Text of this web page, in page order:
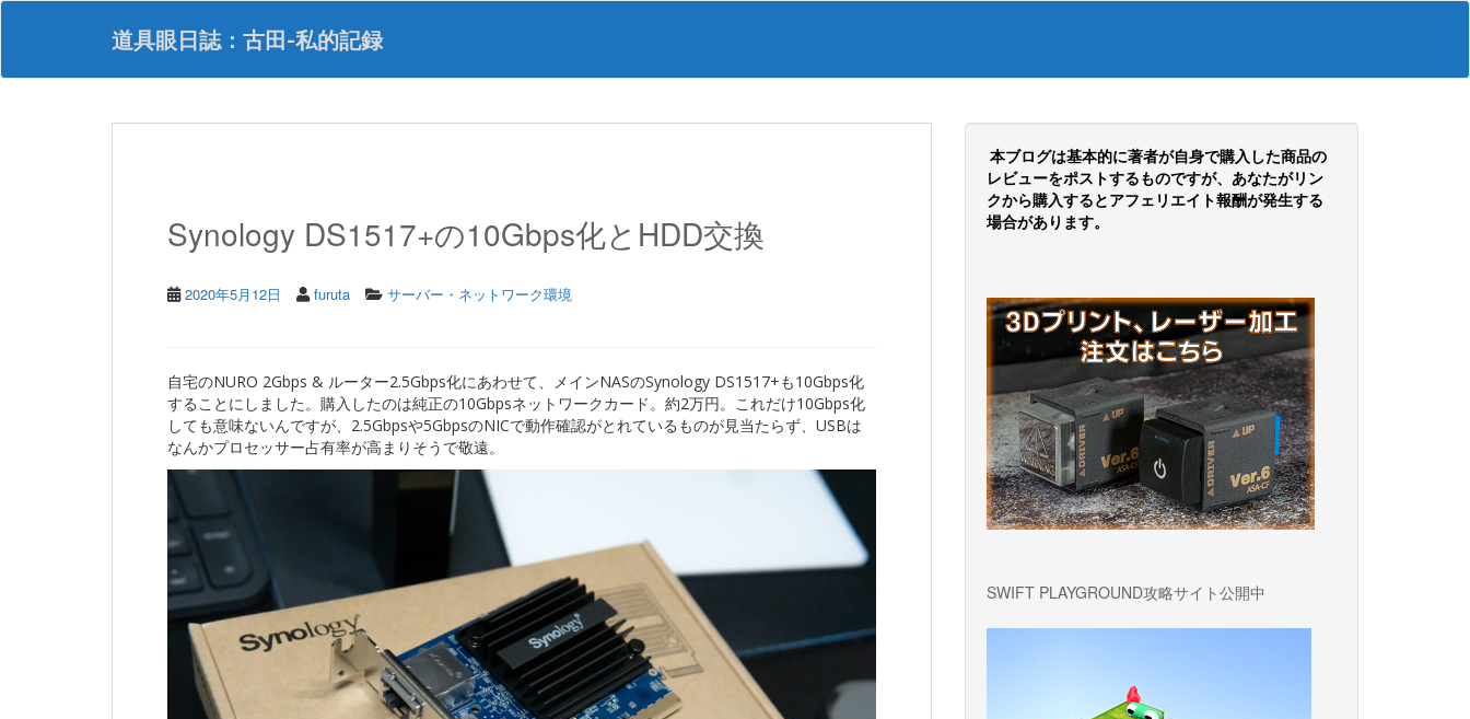
S
p
道具眼日誌：古田-私的記録
Synology DS1517+の10Gbps化とHDD交換
2020年5月12日 furuta サーバー・ネットワーク環境
自宅のNURO 2Gbps & ルーター2.5Gbps化にあわせて、メインNASのSynology DS1517+も10Gbps化
することにしました。購入したのは純正の10Gbpsネットワークカード。約2万円。これだけ10Gbps化
しても意味ないんですが、2.5Gbpsや5GbpsのNICで動作確認がとれているものが見当たらず、USBは
なんかプロセッサー占有率が高まりそうで敬遠。
本ブログは基本的に著者が自身で購入した商品の
レビューをポストするものですが、あなたがリン
クから購入するとアフェリエイト報酬が発生する
場合があります。
SWIFT PLAYGROUND攻略サイト公開中